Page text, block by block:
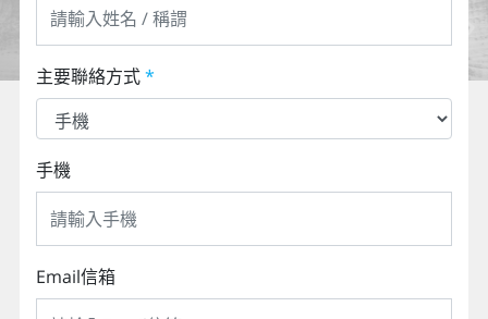
主要聯絡方式*
手機
Email信箱